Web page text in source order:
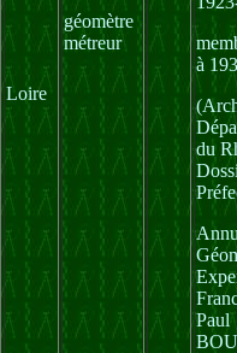
Loire
géomètre
métreur
à
du
Paul